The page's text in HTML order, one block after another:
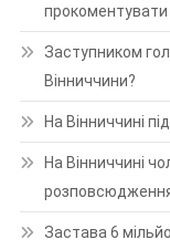
прокоментувати
Заступником
Вінниччини?
На Вінниччині
На Вінниччині
розповсюдження
Застава 6